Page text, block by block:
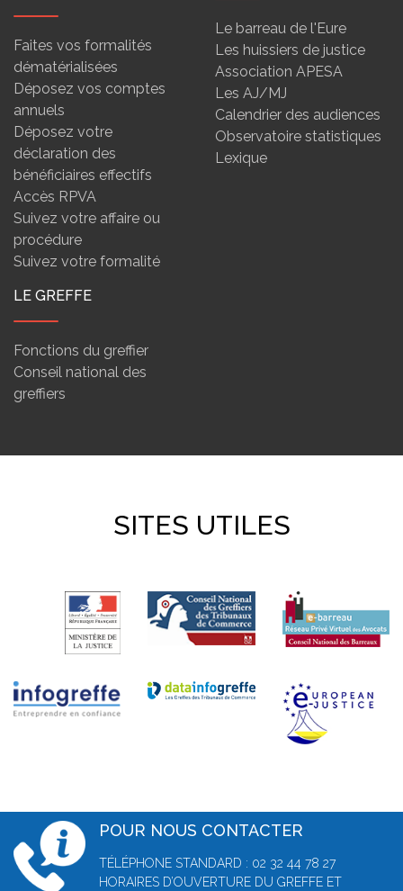
Faites vos formalités
dématérialisées
Déposez vos comptes
annuels
Déposez votre
déclaration des
bénéficiaires effectifs
Accès RPVA
Suivez votre affaire ou
procédure
Suivez votre formalité
Le barreau de l'Eure
Les huissiers de justice
Association APESA
Les AJ/MJ
Calendrier des audiences
Observatoire statistiques
Lexique
LE GREFFE
Fonctions du greffier
Conseil national des
greffiers
SITES UTILES
POUR NOUS CONTACTER
TÉLÉPHONE STANDARD : 02 32 44 78 27
HORAIRES D’OUVERTURE DU GREFFE ET